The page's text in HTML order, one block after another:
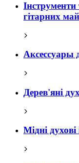
гітарних
Аксессуары
Дерев'яні
Мідні